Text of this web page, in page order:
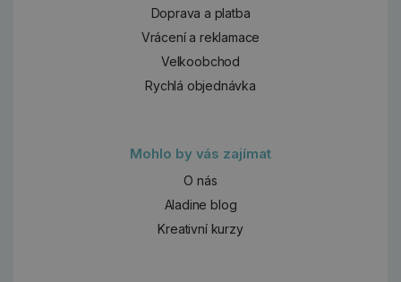
Doprava a platba
Vrácení a reklamace
Velkoobchod
Rychlá objednávka
Mohlo by vás zajímat
O nás
Aladine blog
Kreativní kurzy